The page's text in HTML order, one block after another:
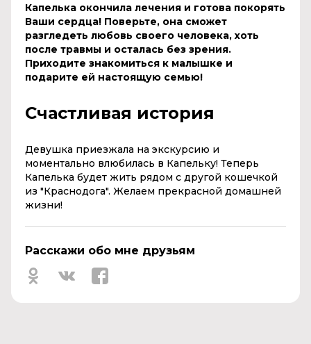
Капелька окончила лечения и готова покорять
Ваши сердца! Поверьте, она сможет
разгледеть любовь своего человека, хоть
после травмы и осталась без зрения.
Приходите знакомиться к малышке и
подарите ей настоящую семью!
Счастливая история
Девушка приезжала на экскурсию и
моментально влюбилась в Капельку! Теперь
Капелька будет жить рядом с другой кошечкой
из "Краснодога". Желаем прекрасной домашней
жизни!
Расскажи обо мне друзьям